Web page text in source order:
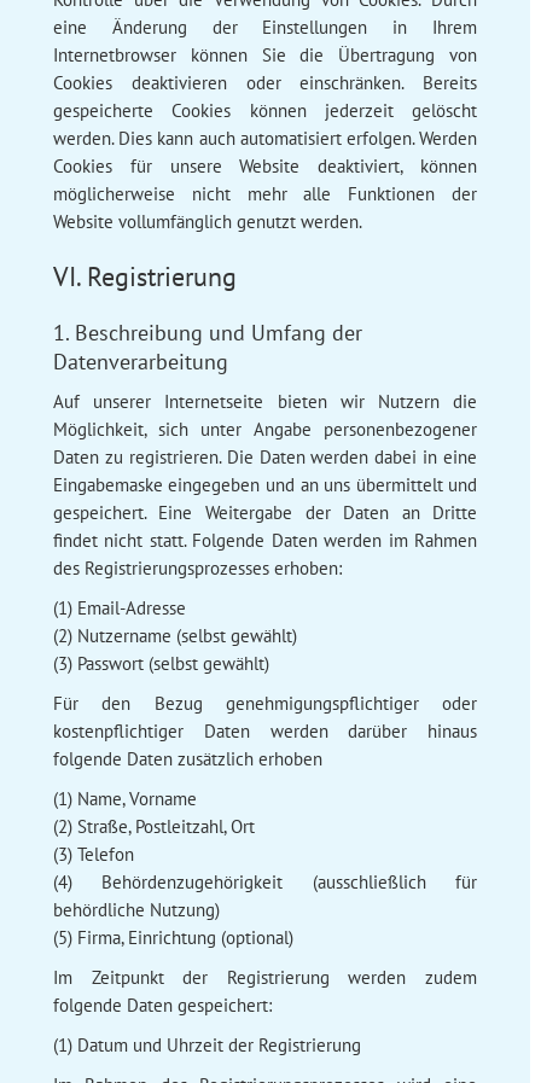
eine Änderung der Einstellungen in Ihrem
Internetbrowser können Sie die Übertragung von
Cookies deaktivieren oder einschränken. Bereits
gespeicherte Cookies können jederzeit gelöscht
werden. Dies kann auch automatisiert erfolgen. Werden
Cookies für unsere Website deaktiviert, können
möglicherweise nicht mehr alle Funktionen der
Website vollumfänglich genutzt werden.
VI. Registrierung
1. Beschreibung und Umfang der
Datenverarbeitung
Auf unserer Internetseite bieten wir Nutzern die
Möglichkeit, sich unter Angabe personenbezogener
Daten zu registrieren. Die Daten werden dabei in eine
Eingabemaske eingegeben und an uns übermittelt und
gespeichert. Eine Weitergabe der Daten an Dritte
findet nicht statt. Folgende Daten werden im Rahmen
des Registrierungsprozesses erhoben:
(1) Email-Adresse
(2) Nutzername (selbst gewählt)
(3) Passwort (selbst gewählt)
Für den Bezug genehmigungspflichtiger oder
kostenpflichtiger Daten werden darüber hinaus
folgende Daten zusätzlich erhoben
(1) Name, Vorname
(2) Straße, Postleitzahl, Ort
(3) Telefon
(4) Behördenzugehörigkeit (ausschließlich für
behördliche Nutzung)
(5) Firma, Einrichtung (optional)
Im Zeitpunkt der Registrierung werden zudem
folgende Daten gespeichert:
(1) Datum und Uhrzeit der Registrierung